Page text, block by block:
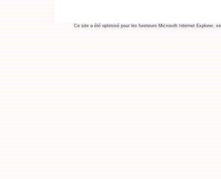
Ce site a été optimisé pour les fureteurs Microsoft Internet Explorer,